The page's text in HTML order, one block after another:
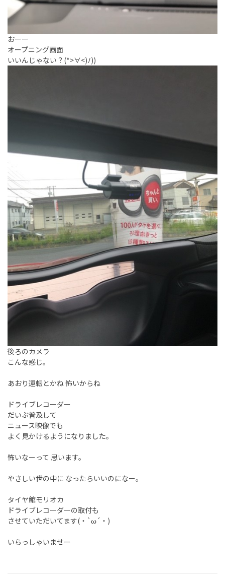
おーー
オープニング画面
いいんじゃない？(*>∀<)ﾉ))
後ろのカメラ
こんな感じ。
あおり運転とかね 怖いからね
ドライブレコーダー
だいぶ普及して
ニュース映像でも
よく見かけるようになりました。
怖いなーって 思います。
やさしい世の中に なったらいいのになー。
タイヤ館モリオカ
ドライブレコーダーの取付も
させていただいてます(・`ω´・)
いらっしゃいませー